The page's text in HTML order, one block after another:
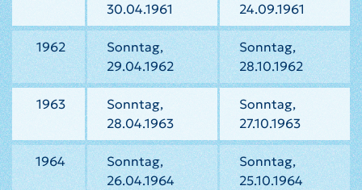
30.04.1961
24.09.1961
1962
Sonntag,
29.04.1962
Sonntag,
28.10.1962
1963
Sonntag,
28.04.1963
Sonntag,
27.10.1963
1964
Sonntag,
26.04.1964
Sonntag,
25.10.1964